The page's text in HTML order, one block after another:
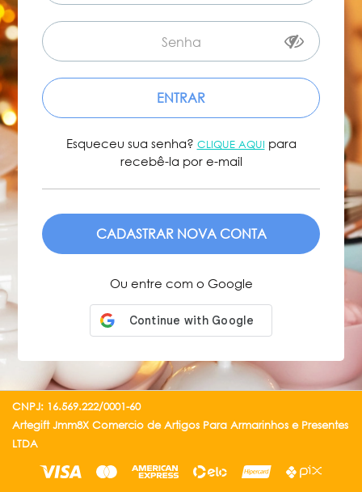
ENTRAR
Esqueceu sua senha? CLIQUE AQUI para
recebê-la por e-mail
ENVIAR
Ou entre com o Google
CNPJ: 16.569.222/0001-60
Artegift Jmm8X Comercio de Artigos Para Armarinhos e Presentes
LTDA